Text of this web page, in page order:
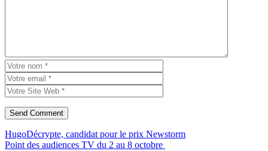
HugoDécrypte, candidat pour le prix Newstorm
Point des audiences TV du 2 au 8 octobre